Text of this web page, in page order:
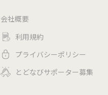
会社概要
利用規約
プライバシーポリシー
とどなびサポーター募集